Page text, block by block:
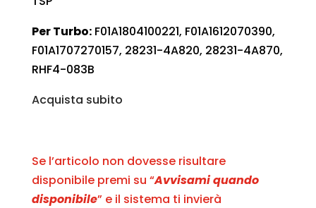
Per Turbo:F01A1804100221, F01A1612070390,
F01A1707270157, 28231-4A820, 28231-4A870,
RHF4-083B
Acquista subito
Se l’articolo non dovesse risultare
disponibile premi su “Avvisami quando
disponibile” e il sistema ti invierà